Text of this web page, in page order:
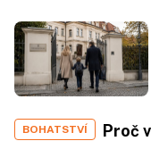
BOHATSTVÍ
Proč